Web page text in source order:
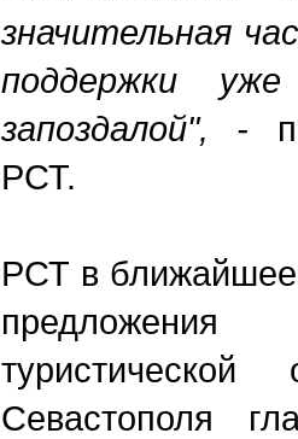
значительная
поддержки
запоздалой", -
РСТ.
РСТ в ближайшее
Севастополя